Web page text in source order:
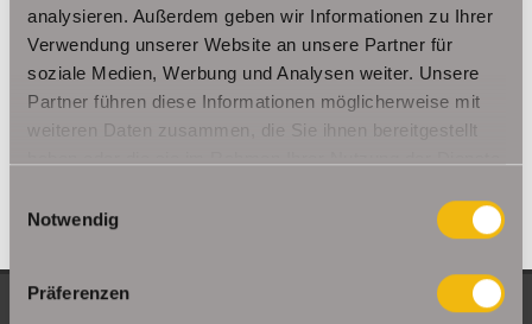
analysieren. Außerdem geben wir Informationen zu Ihrer
Verwendung unserer Website an unsere Partner für
soziale Medien, Werbung und Analysen weiter. Unsere
Partner führen diese Informationen möglicherweise mit
weiteren Daten zusammen, die Sie ihnen bereitgestellt
Notwendig
Präferenzen
Immo Am Ettersberg Haus Am Ettersberg Häuser Am Ettersberg
kaufen Am Ettersberg
Hauskauf Am Ettersberg
Immobilienkauf Am
Ettersberg
Einfamilienhaus Am Ettersberg
Einfamilienhäuser Am